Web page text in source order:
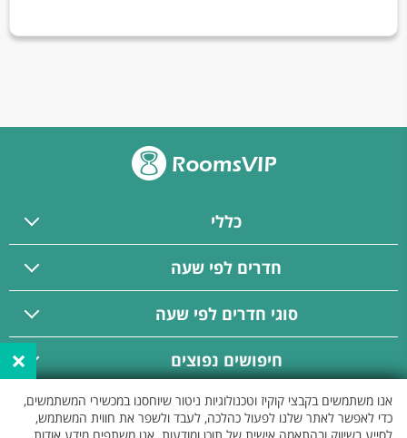
כללי
חדרים לפי שעה
סוגי חדרים לפי שעה
חיפושים נפוצים
פרסום באתר
×
אנו משתמשים בקבצי קוקיז וטכנולוגיות ניטור שיוחסנו במכשירי המשתמשים,
כדי לאפשר לאתר שלנו לפעול כהלכה, לעבד ולשפר את חווית המשתמש,